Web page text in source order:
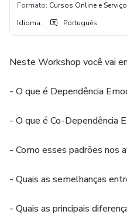
Formato: Cursos Online e
Idioma: Português
Neste Workshop você vai
- O que é Dependência
- O que é Co-Dependência
- Como esses padrões nos
- Quais as semelhanças
- Quais as principais